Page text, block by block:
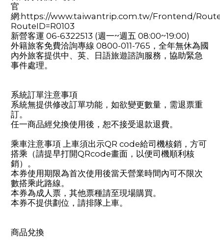
官
網:https://www.taiwantrip.com.tw/Frontend/
RouteID=R0103
新營客運 06-6322513 (週一~週五 08:00~19:00)
外籍旅客免費洽詢專線 0800-011-765，全年無休為國
內外旅客提供中、英、日語旅遊諮詢服務，協助緊急
事件處理。
系統訂單注意事項
系統無提供修改訂單功能，如欲變更數量，需退票重
訂。
任一商品經兌換使用後，恕不接受退款退費。
乘車注意事項 上車須出示QR code給司機核銷，方可
搭乘（請提早打開QRcode畫面，以便司機順利核
銷）。
本券使用期限為首次使用後當天營業時間內可不限次
數搭乘此路線。
本券為成人票，其他票種請至現場購買。
本券不提供劃位，請排隊上車。
商品兌換